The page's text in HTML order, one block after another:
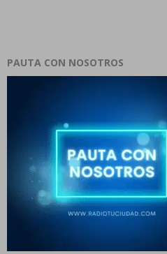
PAUTA CON NOSOTROS